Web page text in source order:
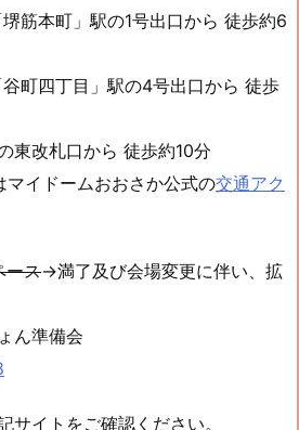
筋本町」駅の1号出口から 徒歩約6
町四丁目」駅の4号出口から 徒歩
東改札口から 徒歩約10分
イドームおおさか公式の交通アク
ース→満了及び会場変更に伴い、拡
ん準備会
サイトをご確認ください。